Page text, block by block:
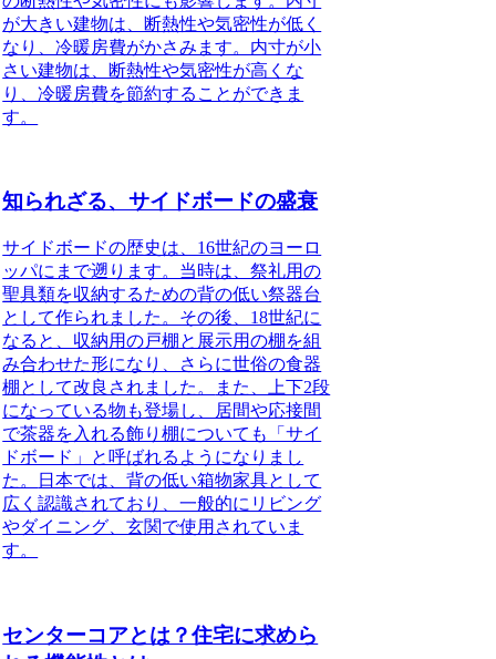
が大きい建物は、断熱性や気密性が低く
なり、冷暖房費がかさみます。内寸が小
さい建物は、断熱性や気密性が高くな
り、冷暖房費を節約することができま
す。
知られざる、サイドボードの盛衰
サイドボードの歴史は、16世紀のヨーロ
ッパにまで遡ります。当時は、祭礼用の
聖具類を収納するための背の低い祭器台
として作られました。その後、18世紀に
なると、収納用の戸棚と展示用の棚を組
み合わせた形になり、さらに世俗の食器
棚として改良されました。
また、上下2段
になっている物も登場し、居間や応接間
で茶器を入れる飾り棚についても「サイ
ドボード」と呼ばれるようになりまし
た。
日本では、背の低い箱物家具として
広く認識されており、一般的にリビング
やダイニング、玄関で使用されていま
す。
センターコアとは？住宅に求めら